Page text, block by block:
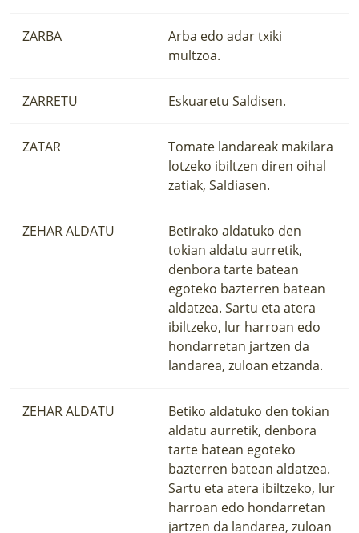
ZARBA
Arba edo adar txiki
multzoa.
ZARRETU Eskuaretu Saldisen.
ZATAR
Tomate landareak makilara
lotzeko ibiltzen diren oihal
zatiak, Saldiasen.
ZEHAR ALDATU
Betirako aldatuko den
tokian aldatu aurretik,
denbora tarte batean
egoteko bazterren batean
aldatzea. Sartu eta atera
ibiltzeko, lur harroan edo
hondarretan jartzen da
landarea, zuloan etzanda.
ZEHAR ALDATU
Betiko aldatuko den tokian
aldatu aurretik, denbora
tarte batean egoteko
bazterren batean aldatzea.
Sartu eta atera ibiltzeko, lur
harroan edo hondarretan
jartzen da landarea, zuloan